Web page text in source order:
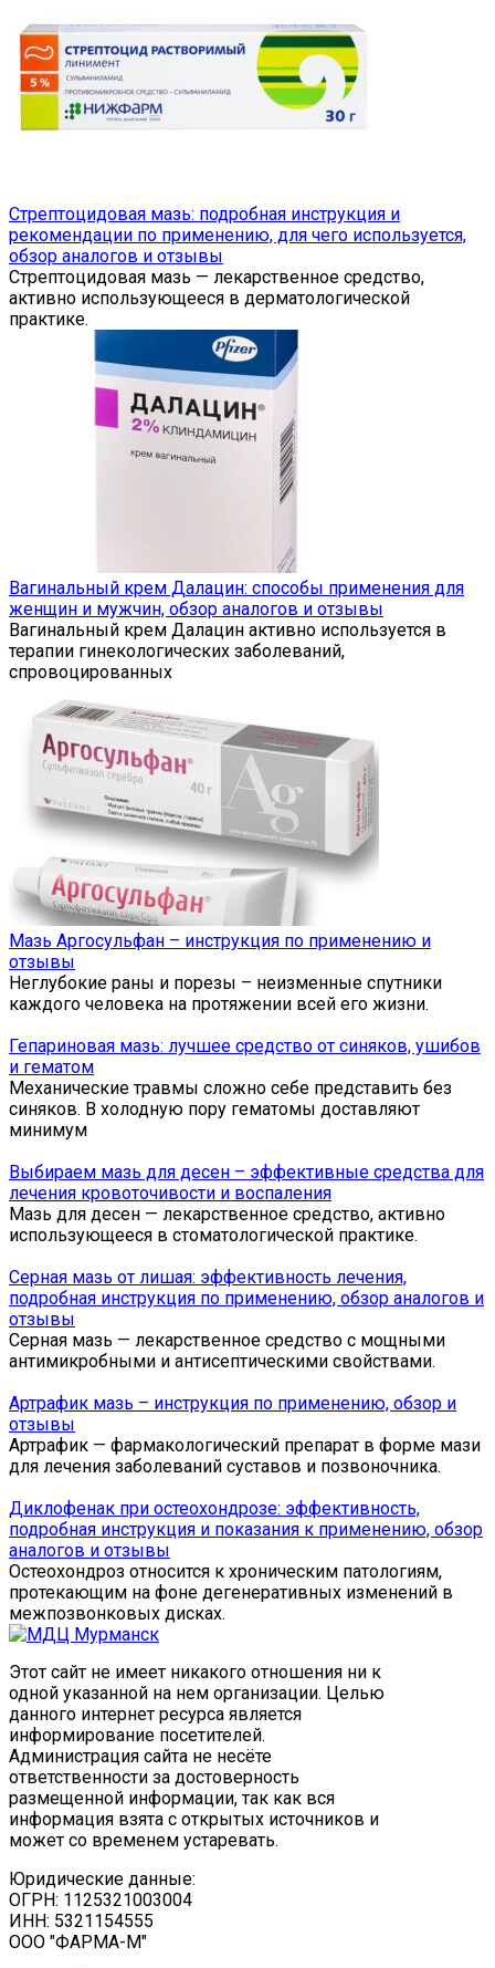
Стрептоцидовая мазь: подробная инструкция и
рекомендации по применению, для чего используется,
обзор аналогов и отзывы
Стрептоцидовая мазь — лекарственное средство,
активно использующееся в дерматологической
практике.
Вагинальный крем Далацин: способы применения для
женщин и мужчин, обзор аналогов и отзывы
Вагинальный крем Далацин активно используется в
терапии гинекологических заболеваний,
спровоцированных
Мазь Аргосульфан – инструкция по применению и
отзывы
Неглубокие раны и порезы – неизменные спутники
каждого человека на протяжении всей его жизни.
Гепариновая мазь: лучшее средство от синяков, ушибов
и гематом
Механические травмы сложно себе представить без
синяков. В холодную пору гематомы доставляют
минимум
Выбираем мазь для десен – эффективные средства для
лечения кровоточивости и воспаления
Мазь для десен — лекарственное средство, активно
использующееся в стоматологической практике.
Серная мазь от лишая: эффективность лечения,
подробная инструкция по применению, обзор аналогов и
отзывы
Серная мазь — лекарственное средство с мощными
антимикробными и антисептическими свойствами.
Артрафик мазь – инструкция по применению, обзор и
отзывы
Артрафик — фармакологический препарат в форме мази
для лечения заболеваний суставов и позвоночника.
Диклофенак при остеохондрозе: эффективность,
подробная инструкция и показания к применению, обзор
аналогов и отзывы
Остеохондроз относится к хроническим патологиям,
протекающим на фоне дегенеративных изменений в
межпозвонковых дисках.
Этот сайт не имеет никакого отношения ни к
одной указанной на нем организации. Целью
данного интернет ресурса является
информирование посетителей.
Администрация сайта не несёте
ответственности за достоверность
размещенной информации, так как вся
информация взята с открытых источников и
может со временем устаревать.
Юридические данные:
ОГРН: 1125321003004
ИНН: 5321154555
ООО "ФАРМА-М"